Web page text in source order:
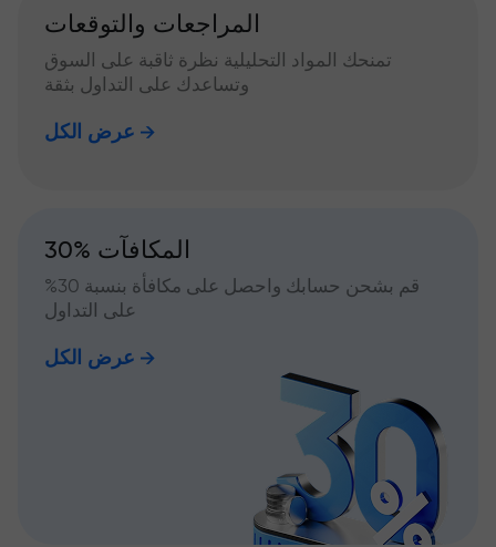
المراجعات والتوقعات
تمنحك المواد التحليلية نظرة ثاقبة على السوق
وتساعدك على التداول بثقة
عرض الكل
30% المكافآت
قم بشحن حسابك واحصل على مكافأة بنسبة 30%
على التداول
عرض الكل